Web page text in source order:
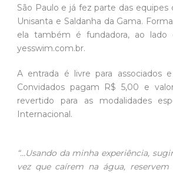
São Paulo e já fez parte das
Unisanta e Saldanha da Gama.
ela também é fundadora, ao lado
yesswim.com.br.
A entrada é livre para associados
Convidados pagam R$ 5,00 e
revertido para as modalidades
Internacional.
“…Usando da minha experiência,
vez que caírem na água,